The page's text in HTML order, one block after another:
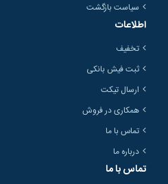
سیاست بازگشت
اطلاعات
تخفیف
ثبت فیش بانکی
ارسال تیکت
همکاری در فروش
تماس با ما
درباره ما
تماس با ما